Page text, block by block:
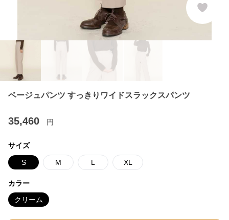
ベージュパンツ すっきりワイドスラックスパンツ
35,460 円
サイズ
S M L XL
カラー
クリーム